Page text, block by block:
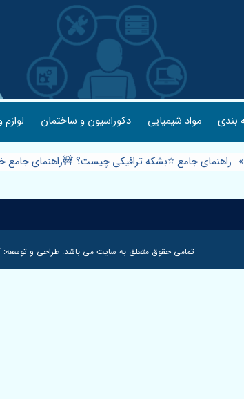
بندی مواد شیمیایی دکوراسیون و ساختمان
» راهنمای جامع ⭐️بشکه ترافیکی چیست؟ 🚧راهنمای
تمامی حقوق متعلق به سایت می باشد. طراحی و توسعه: